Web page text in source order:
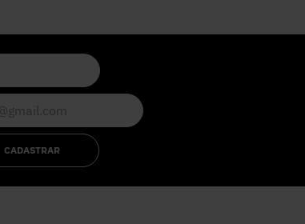
CADASTRAR